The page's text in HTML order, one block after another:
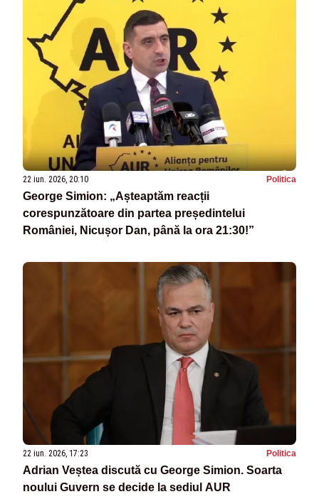
22 iun. 2026, 20:10 Politica
George Simion: „Așteaptăm reacții
corespunzătoare din partea președintelui
României, Nicușor Dan, până la ora 21:30!”
22 iun. 2026, 17:23 Politica
Adrian Veștea discută cu George Simion. Soarta
noului Guvern se decide la sediul AUR